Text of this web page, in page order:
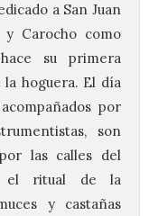
a San Juan
y Carocho como
su primera
hoguera. El día
por
son
las calles del
el ritual de la
y castañas